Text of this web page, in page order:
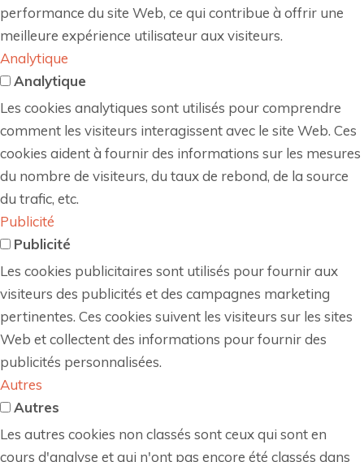
performance du site Web, ce qui contribue à offrir une
meilleure expérience utilisateur aux visiteurs.
Analytique
Analytique
Les cookies analytiques sont utilisés pour comprendre
comment les visiteurs interagissent avec le site Web. Ces
cookies aident à fournir des informations sur les mesures
du nombre de visiteurs, du taux de rebond, de la source
du trafic, etc.
Publicité
Publicité
Les cookies publicitaires sont utilisés pour fournir aux
visiteurs des publicités et des campagnes marketing
pertinentes. Ces cookies suivent les visiteurs sur les sites
Web et collectent des informations pour fournir des
publicités personnalisées.
Autres
Autres
Les autres cookies non classés sont ceux qui sont en
cours d'analyse et qui n'ont pas encore été classés dans